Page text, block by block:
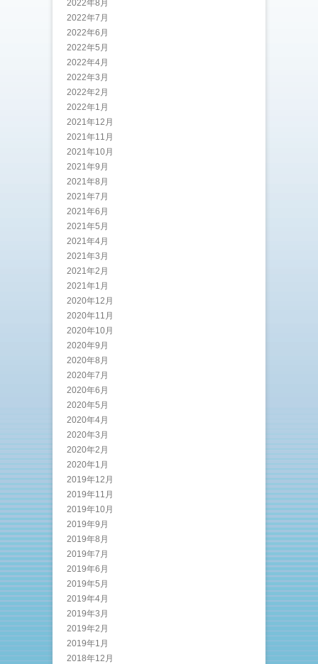
2022年8月
2022年7月
2022年6月
2022年5月
2022年4月
2022年3月
2022年2月
2022年1月
2021年12月
2021年11月
2021年10月
2021年9月
2021年8月
2021年7月
2021年6月
2021年5月
2021年4月
2021年3月
2021年2月
2021年1月
2020年12月
2020年11月
2020年10月
2020年9月
2020年8月
2020年7月
2020年6月
2020年5月
2020年4月
2020年3月
2020年2月
2020年1月
2019年12月
2019年11月
2019年10月
2019年9月
2019年8月
2019年7月
2019年6月
2019年5月
2019年4月
2019年3月
2019年2月
2019年1月
2018年12月